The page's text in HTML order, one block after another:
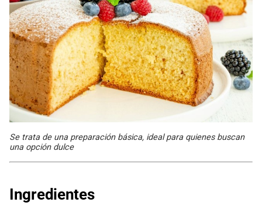
Se trata de una preparación básica, ideal para quienes buscan
una opción dulce
Ingredientes